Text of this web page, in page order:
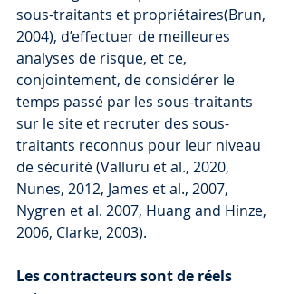
sous-traitants et propriétaires(Brun,
2004), d’effectuer de meilleures
analyses de risque, et ce,
conjointement, de considérer le
temps passé par les sous-traitants
sur le site et recruter des sous-
traitants reconnus pour leur niveau
de sécurité (Valluru et al., 2020,
Nunes, 2012, James et al., 2007,
Nygren et al. 2007, Huang and Hinze,
2006, Clarke, 2003).
Les contracteurs sont de réels